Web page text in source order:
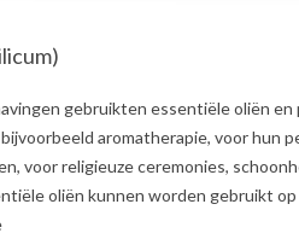
gebruikten essentiële oliën
aromatherapie, voor hun
voor religieuze ceremonies,
oliën kunnen worden gebruikt